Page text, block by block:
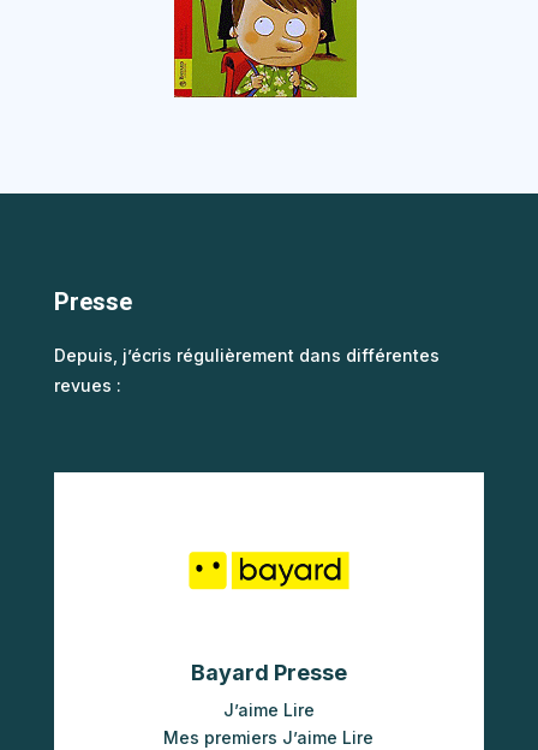
Presse
Depuis, j’écris régulièrement dans différentes
revues :
Bayard Presse
J’aime Lire
Mes premiers J’aime Lire